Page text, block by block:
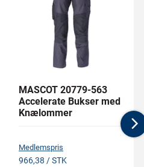
MASCOT 20779-563
Accelerate Bukser med
Knælommer
Medlemspris
966,38 / STK